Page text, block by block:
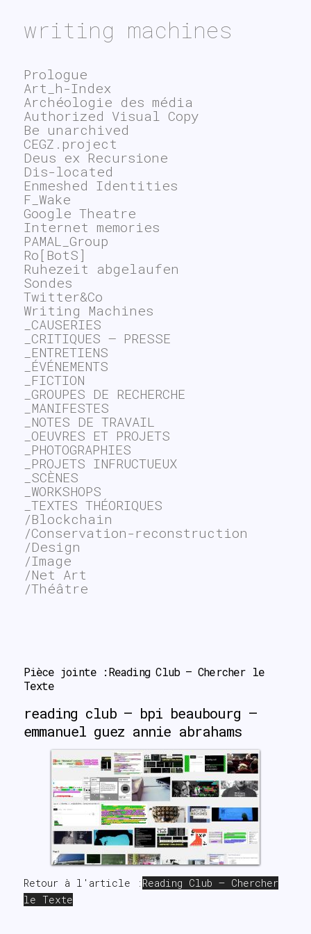
writing machines
Pièce jointe :Reading Club – Chercher le
Texte
reading club – bpi beaubourg –
emmanuel guez annie abrahams
Retour à l'article : Reading Club – Chercher
le Texte
Prologue
Art_h-Index
Archéologie des média
Authorized Visual Copy
Be unarchived
CEGZ.project
Deus ex Recursione
Dis-located
Enmeshed Identities
F_Wake
Google Theatre
Internet memories
PAMAL_Group
Ro[BotS]
Ruhezeit abgelaufen
Sondes
Twitter&Co
Writing Machines
_CAUSERIES
_CRITIQUES – PRESSE
_ENTRETIENS
_ÉVÉNEMENTS
_FICTION
_GROUPES DE RECHERCHE
_MANIFESTES
_NOTES DE TRAVAIL
_OEUVRES ET PROJETS
_PHOTOGRAPHIES
_PROJETS INFRUCTUEUX
_SCÈNES
_WORKSHOPS
_TEXTES THÉORIQUES
/Blockchain
/Conservation-reconstruction
/Design
/Image
/Net Art
/Théâtre